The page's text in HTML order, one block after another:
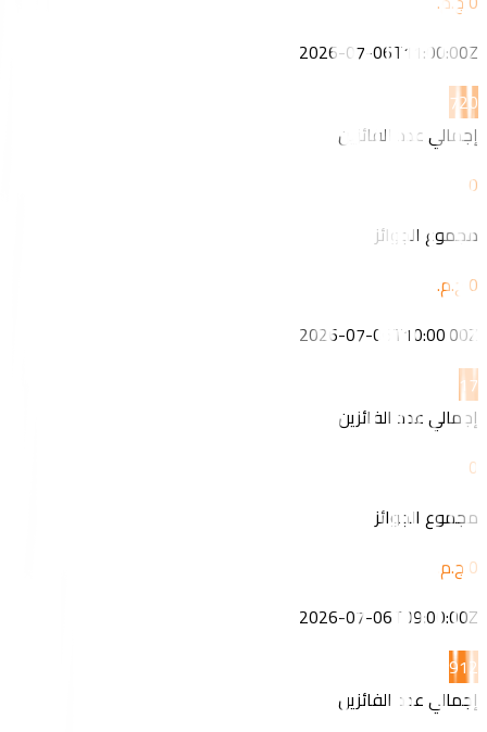
2026-07-06T11:00:00Z
720
إجمالي عدد الفائزين
0
مجموع الجوائز
2026-07-06T10:00:00Z
17
إجمالي عدد الفائزين
0
مجموع الجوائز
2026-07-06T09:00:00Z
912
إجمالي عدد الفائزين